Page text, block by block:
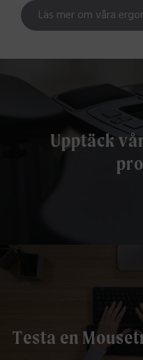
Läs mer om våra
Upptäck
Testa en